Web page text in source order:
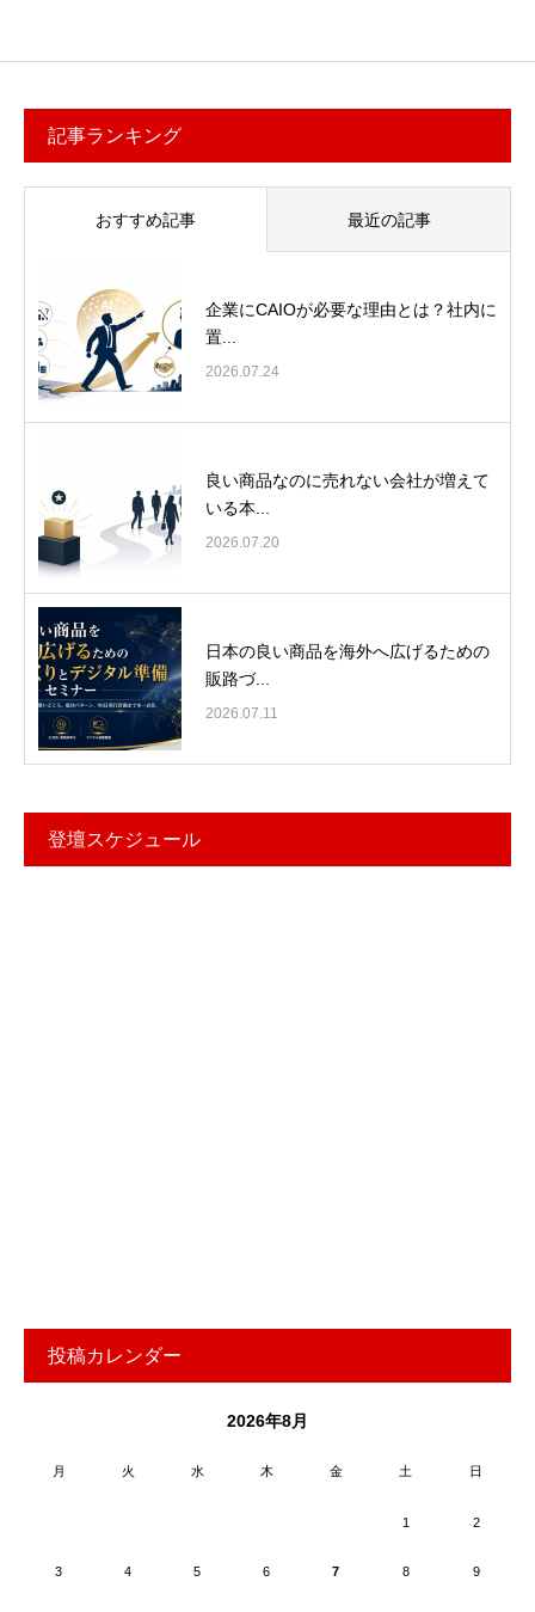
記事ランキング
おすすめ記事 最近の記事
企業にCAIOが必要な理由とは？社内に
置...
2026.07.24
良い商品なのに売れない会社が増えて
いる本...
2026.07.20
日本の良い商品を海外へ広げるための
販路づ...
2026.07.11
登壇スケジュール
投稿カレンダー
2026年8月
月 火 水 木 金 土 日
1 2
3 4 5 6 7 8 9